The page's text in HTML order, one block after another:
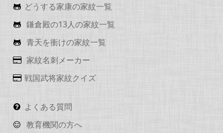
どうする家康の家紋一覧
鎌倉殿の13人の家紋一覧
青天を衝けの家紋一覧
家紋名刺メーカー
戦国武将家紋クイズ
よくある質問
教育機関の方へ